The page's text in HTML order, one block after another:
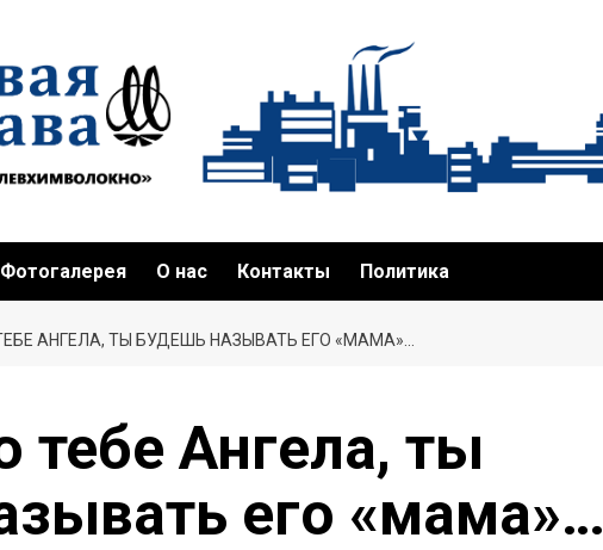
Фотогалерея О нас Контакты Политика
АНГЕЛА, ТЫ БУДЕШЬ НАЗЫВАТЬ ЕГО «МАМА»…
тебе Ангела, ты
его «мама»…